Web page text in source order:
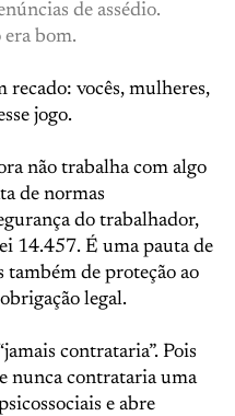
de assédio.
bom.
recado: vocês, mulheres,
jogo.
não trabalha com algo
de normas
do trabalhador,
14.457. É uma pauta de
também de proteção ao
legal.
contrataria”. Pois
nunca contrataria uma
e abre